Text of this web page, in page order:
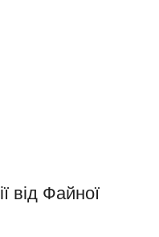
від Файної